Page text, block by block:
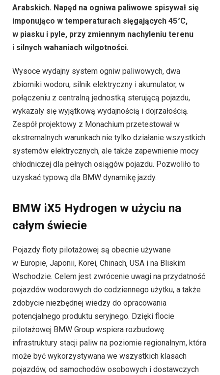
Arabskich. Napęd na ogniwa paliwowe spisywał się
imponująco w temperaturach sięgających 45°C,
w piasku i pyle, przy zmiennym nachyleniu terenu
i silnych wahaniach wilgotności.
Wysoce wydajny system ogniw paliwowych, dwa
zbiorniki wodoru, silnik elektryczny i akumulator, w
połączeniu z centralną jednostką sterującą pojazdu,
wykazały się wyjątkową wydajnością i dojrzałością.
Zespół projektowy z Monachium przetestował w
ekstremalnych warunkach nie tylko działanie wszystkich
systemów elektrycznych, ale także zapewnienie mocy
chłodniczej dla pełnych osiągów pojazdu. Pozwoliło to
uzyskać typową dla BMW dynamikę jazdy.
BMW iX5 Hydrogen w użyciu na
całym świecie
Pojazdy floty pilotażowej są obecnie używane
w Europie, Japonii, Korei, Chinach, USA i na Bliskim
Wschodzie. Celem jest zwrócenie uwagi na przydatność
pojazdów wodorowych do codziennego użytku, a także
zdobycie niezbędnej wiedzy do opracowania
potencjalnego produktu seryjnego. Dzięki flocie
pilotażowej BMW Group wspiera rozbudowę
infrastruktury stacji paliw na poziomie regionalnym, która
może być wykorzystywana we wszystkich klasach
pojazdów, od samochodów osobowych i dostawczych